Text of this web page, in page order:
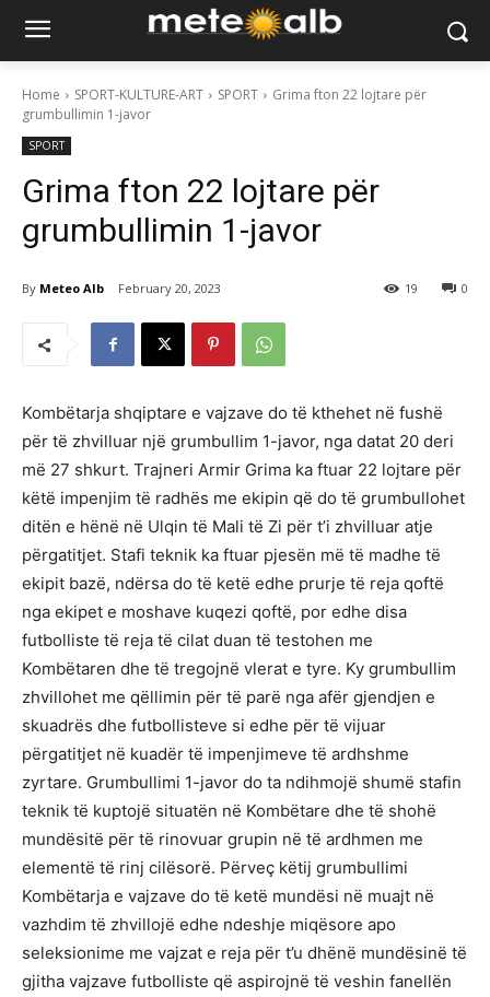
Home SPORT-KULTURE-ART SPORT
Grima fton 22 lojtare për
grumbullimin 1-javor
SPORT
Grima fton 22 lojtare për
grumbullimin 1-javor
By Meteo Alb February 20, 2023 0
19
Kombëtarja shqiptare e vajzave do të kthehet në fushë
për të zhvilluar një grumbullim 1-javor, nga datat 20 deri
më 27 shkurt. Trajneri Armir Grima ka ftuar 22 lojtare për
këtë impenjim të radhës me ekipin që do të grumbullohet
ditën e hënë në Ulqin të Mali të Zi për t’i zhvilluar atje
përgatitjet. Stafi teknik ka ftuar pjesën më të madhe të
ekipit bazë, ndërsa do të ketë edhe prurje të reja qoftë
nga ekipet e moshave kuqezi qoftë, por edhe disa
futbolliste të reja të cilat duan të testohen me
Kombëtaren dhe të tregojnë vlerat e tyre. Ky grumbullim
zhvillohet me qëllimin për të parë nga afër gjendjen e
skuadrës dhe futbollisteve si edhe për të vijuar
përgatitjet në kuadër të impenjimeve të ardhshme
zyrtare. Grumbullimi 1-javor do ta ndihmojë shumë stafin
teknik të kuptojë situatën në Kombëtare dhe të shohë
mundësitë për të rinovuar grupin në të ardhmen me
elementë të rinj cilësorë. Përveç këtij grumbullimi
Kombëtarja e vajzave do të ketë mundësi në muajt në
vazhdim të zhvillojë edhe ndeshje miqësore apo
seleksionime me vajzat e reja për t’u dhënë mundësinë të
gjitha vajzave futbolliste që aspirojnë të veshin fanellën